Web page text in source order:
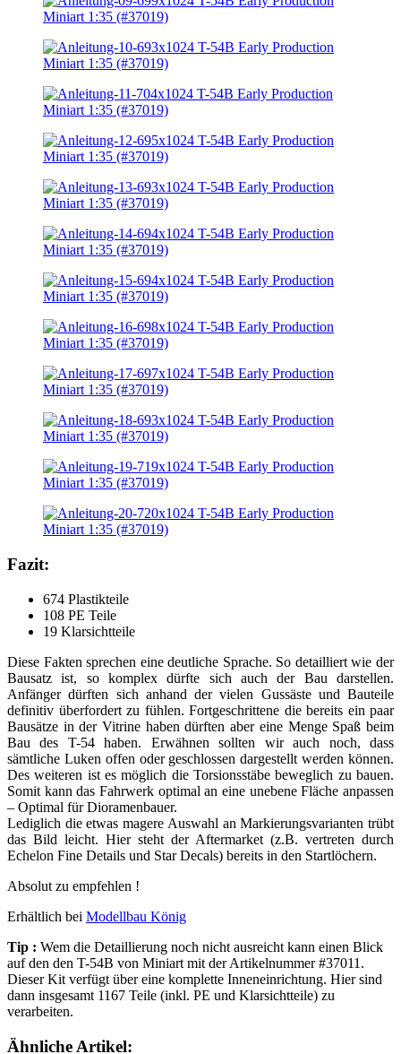
Fazit:
674 Plastikteile
108 PE Teile
19 Klarsichtteile
Diese Fakten sprechen eine deutliche Sprache. So detailliert wie der
Bausatz ist, so komplex dürfte sich auch der Bau darstellen.
Anfänger dürften sich anhand der vielen Gussäste und Bauteile
definitiv überfordert zu fühlen. Fortgeschrittene die bereits ein paar
Bausätze in der Vitrine haben dürften aber eine Menge Spaß beim
Bau des T-54 haben. Erwähnen sollten wir auch noch, dass
sämtliche Luken offen oder geschlossen dargestellt werden können.
Des weiteren ist es möglich die Torsionsstäbe beweglich zu bauen.
Somit kann das Fahrwerk optimal an eine unebene Fläche anpassen
– Optimal für Dioramenbauer.
Lediglich die etwas magere Auswahl an Markierungsvarianten trübt
das Bild leicht. Hier steht der Aftermarket (z.B. vertreten durch
Echelon Fine Details und Star Decals) bereits in den Startlöchern.
Absolut zu empfehlen !
Erhältlich bei Modellbau König
Tip : Wem die Detaillierung noch nicht ausreicht kann einen Blick
auf den den T-54B von Miniart mit der Artikelnummer #37011.
Dieser Kit verfügt über eine komplette Inneneinrichtung. Hier sind
dann insgesamt 1167 Teile (inkl. PE und Klarsichtteile) zu
verarbeiten.
Ähnliche Artikel: